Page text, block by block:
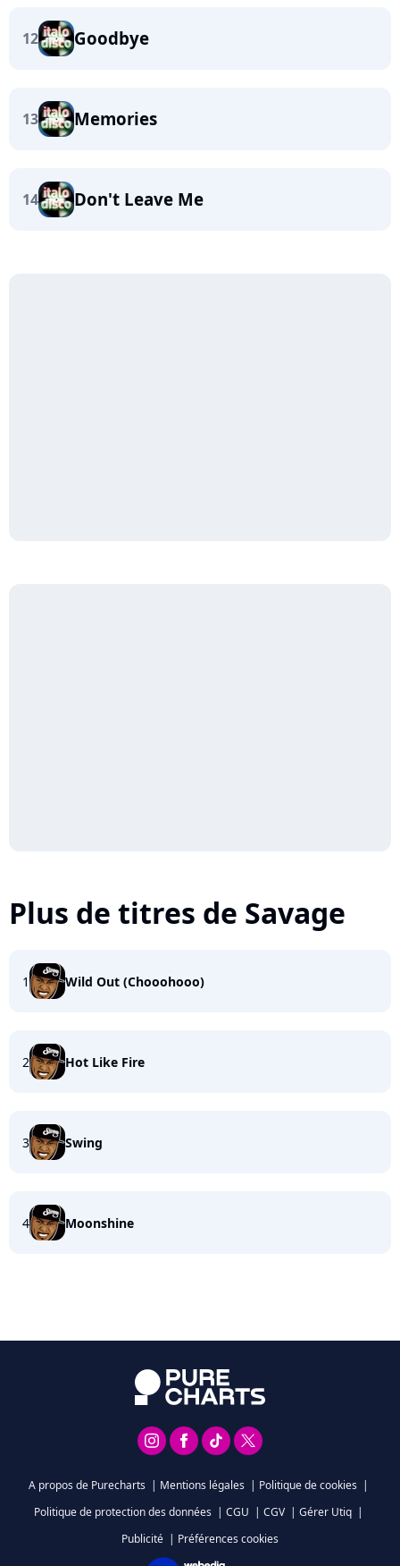
12 Goodbye
13 Memories
14 Don't Leave Me
Plus de titres de Savage
1 Wild Out (Chooohooo)
2 Hot Like Fire
3 Swing
4 Moonshine
A propos de Purecharts | Mentions légales | Politique de cookies |
Politique de protection des données | CGU | CGV | Gérer Utiq |
Publicité | Préférences cookies